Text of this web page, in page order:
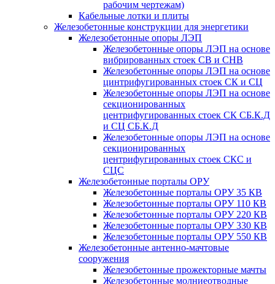
рабочим чертежам)
Кабельные лотки и плиты
Железобетонные конструкции для энергетики
Железобетонные опоры ЛЭП
Железобетонные опоры ЛЭП на основе
вибрированных стоек СВ и СНВ
Железобетонные опоры ЛЭП на основе
цинтрифугированных стоек СК и СЦ
Железобетонные опоры ЛЭП на основе
секционированных
центрифугированных стоек СК СБ.К.Д
и СЦ СБ.К.Д
Железобетонные опоры ЛЭП на основе
секционированных
центрифугированных стоек СКС и
СЦС
Железобетонные порталы ОРУ
Железобетонные порталы ОРУ 35 КВ
Железобетонные порталы ОРУ 110 КВ
Железобетонные порталы ОРУ 220 КВ
Железобетонные порталы ОРУ 330 КВ
Железобетонные порталы ОРУ 550 КВ
Железобетонные антенно-мачтовые
сооружения
Железобетонные прожекторные мачты
Железобетонные молниеотводные